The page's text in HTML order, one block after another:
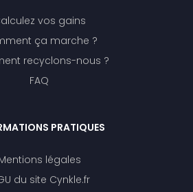
vos gains
ça marche ?
recyclons-nous ?
FAQ
PRATIQUES
légales
du site Cynkle.fr